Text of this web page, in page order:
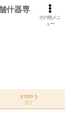
什器専
その他メニ
ュー
STEP 3
完了